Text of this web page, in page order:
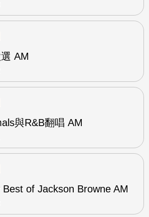
AM
與R&B翻唱 AM
Best of Jackson Browne AM